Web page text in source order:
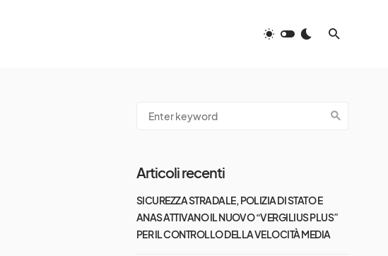
Articoli recenti
SICUREZZA STRADALE, POLIZIA DI STATO E
ANAS ATTIVANO IL NUOVO “VERGILIUS PLUS”
PER IL CONTROLLO DELLA VELOCITÀ MEDIA